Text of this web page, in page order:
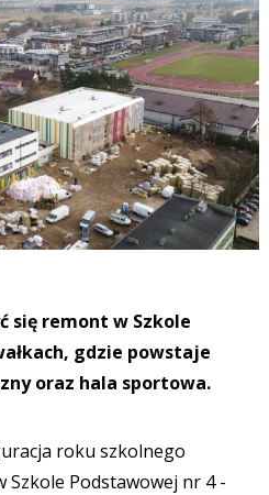
się remont w Szkole
gdzie powstaje
oraz hala sportowa.
roku szkolnego
Podstawowej nr 4 -